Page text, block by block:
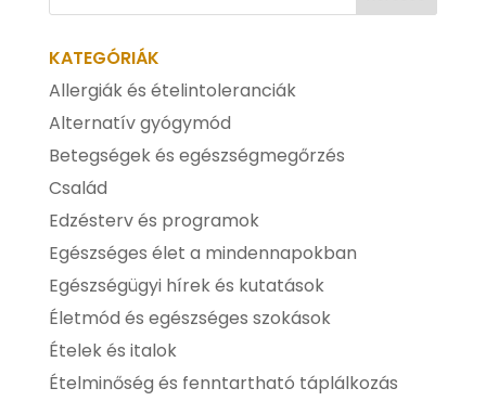
KATEGÓRIÁK
Allergiák és ételintoleranciák
Alternatív gyógymód
Betegségek és egészségmegőrzés
Család
Edzésterv és programok
Egészséges élet a mindennapokban
Egészségügyi hírek és kutatások
Életmód és egészséges szokások
Ételek és italok
Ételminőség és fenntartható táplálkozás